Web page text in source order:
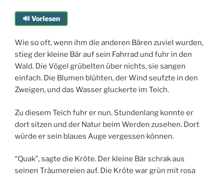
🔊 Vorlesen
Wie so oft, wenn ihm die anderen Bären zuviel wurden,
stieg der kleine Bär auf sein Fahrrad und fuhr in den
Wald. Die Vögel grübelten über nichts, sie sangen
einfach. Die Blumen blühten, der Wind seufzte in den
Zweigen, und das Wasser gluckerte im Teich.
Zu diesem Teich fuhr er nun. Stundenlang konnte er
dort sitzen und der Natur beim Werden zusehen. Dort
würde er sein blaues Auge vergessen können.
“Quak”, sagte die Kröte. Der kleine Bär schrak aus
seinen Träumereien auf. Die Kröte war grün mit rosa